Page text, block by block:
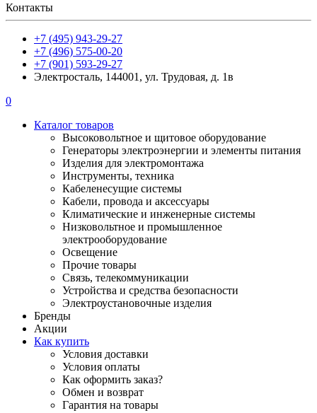
Контакты
+7 (495) 943-29-27
+7 (496) 575-00-20
+7 (901) 593-29-27
Электросталь, 144001, ул. Трудовая, д. 1в
0
Каталог товаров
Высоковольтное и щитовое оборудование
Генераторы электроэнергии и элементы питания
Изделия для электромонтажа
Инструменты, техника
Кабеленесущие системы
Кабели, провода и аксессуары
Климатические и инженерные системы
Низковольтное и промышленное
электрооборудование
Освещение
Прочие товары
Связь, телекоммуникации
Устройства и средства безопасности
Электроустановочные изделия
Бренды
Акции
Как купить
Условия доставки
Условия оплаты
Как оформить заказ?
Обмен и возврат
Гарантия на товары